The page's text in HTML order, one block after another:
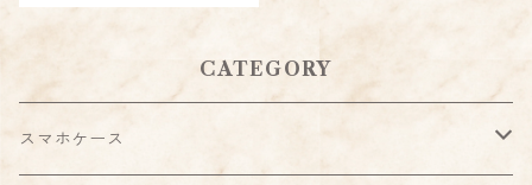
CATEGORY
スマホケース